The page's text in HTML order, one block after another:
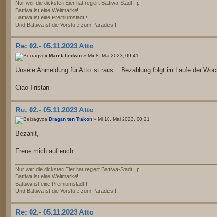
Nur wer die dicksten Eier hat regiert Battiwa-Stadt. :p
Battiwa ist eine Weltmarke!
Battiwa ist eine Premiumstadt!!
Und Battiwa ist die Vorstufe zum Paradies!!!
Re: 02.- 05.11.2023 Atto
von Marek Ledwin » Mo 8. Mai 2023, 09:41
Unsere Anmeldung für Atto ist raus... Bezahlung folgt im Laufe der
Ciao Tristan
Re: 02.- 05.11.2023 Atto
von Dragan ten Trakon » Mi 10. Mai 2023, 00:21
Bezahlt,
Freue mich auf euch
Nur wer die dicksten Eier hat regiert Battiwa-Stadt. :p
Battiwa ist eine Weltmarke!
Battiwa ist eine Premiumstadt!!
Und Battiwa ist die Vorstufe zum Paradies!!!
Re: 02.- 05.11.2023 Atto